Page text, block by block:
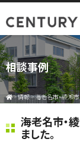
相談事例
>情報>海老名市・綾瀬
海老名市・
ました。